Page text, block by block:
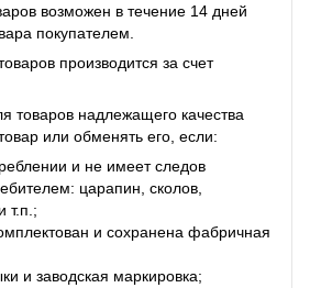
возможен в течение 14 дней
покупателем.
производится за счет
товаров надлежащего качества
или обменять его, если:
и не имеет следов
царапин, сколов,
т.п.;
и сохранена фабричная
и заводская маркировка;